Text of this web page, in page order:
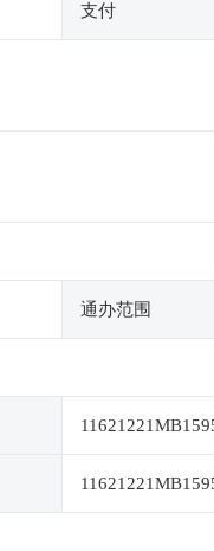
支付
通办范围